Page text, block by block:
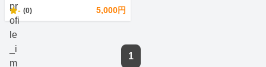
- (0) 5,000円
1